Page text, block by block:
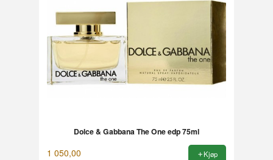
Dolce & Gabbana The One edp 75ml
1 050,00 Kjøp